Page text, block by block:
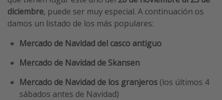
diciembre, puede ser muy especial. A continuación os
damos un listado de los más populares:
Mercado de Navidad del casco antiguo
Mercado de Navidad de Skansen
Mercado de Navidad de los granjeros (los últimos 4
sábados antes de Navidad)